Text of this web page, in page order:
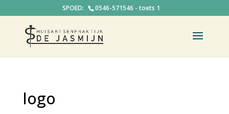
0546-571546 - toets 1
logo